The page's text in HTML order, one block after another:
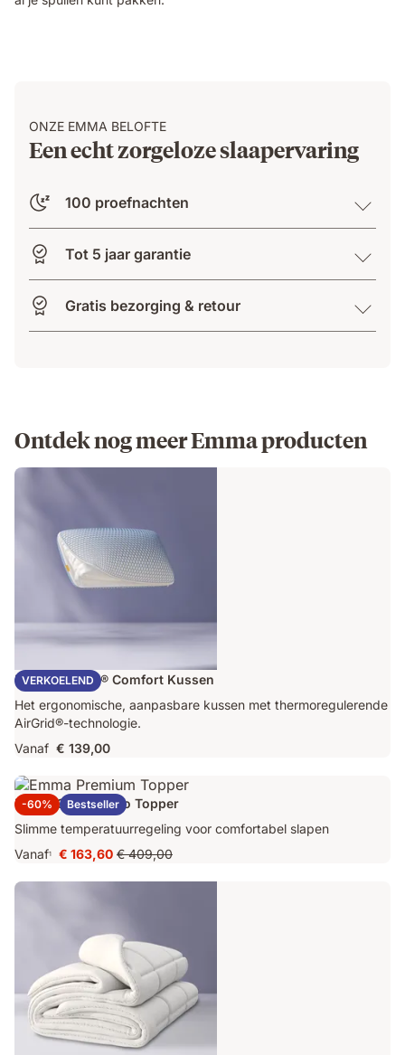
ONZE EMMA BELOFTE
Een echt zorgeloze slaapervaring
100 proefnachten
Tot 5 jaar garantie
Gratis bezorging & retour
Ontdek nog meer Emma producten
VERKOELEND
Emma AirGrid® Comfort Kussen
Het ergonomische, aanpasbare kussen met thermoregulerende
AirGrid®-technologie.
Vanaf € 139,00
-60% Bestseller
Emma Original Pro Topper
Slimme temperatuurregeling voor comfortabel slapen
Vanaf1
Prijs
€ 163,60
€ 163,60 Oorspronkelijke
prijs
€ 409,00